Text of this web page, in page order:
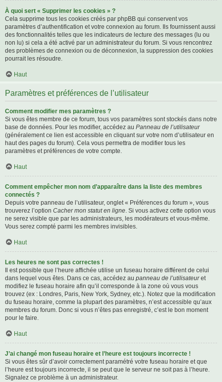
À quoi sert « Supprimer les cookies » ?
Cela supprime tous les cookies créés par phpBB qui conservent vos
paramètres d’authentification et votre connexion au forum. Ils fournissent aussi
des fonctionnalités telles que les indicateurs de lecture des messages (lu ou
non lu) si cela a été activé par un administrateur du forum. Si vous rencontrez
des problèmes de connexion ou de déconnexion, la suppression des cookies
pourrait les résoudre.
Haut
Paramètres et préférences de l’utilisateur
Comment modifier mes paramètres ?
Si vous êtes membre de ce forum, tous vos paramètres sont stockés dans notre
base de données. Pour les modifier, accédez au Panneau de l’utilisateur
(généralement ce lien est accessible en cliquant sur votre nom d’utilisateur en
haut des pages du forum). Cela vous permettra de modifier tous les
paramètres et préférences de votre compte.
Haut
Comment empêcher mon nom d’apparaître dans la liste des membres
connectés ?
Depuis votre panneau de l’utilisateur, onglet « Préférences du forum », vous
trouverez l’option Cacher mon statut en ligne. Si vous activez cette option vous
ne serez visible que par les administrateurs, les modérateurs et vous-même.
Vous serez compté parmi les membres invisibles.
Haut
Les heures ne sont pas correctes !
Il est possible que l’heure affichée utilise un fuseau horaire différent de celui
dans lequel vous êtes. Dans ce cas, accédez au panneau de l’utilisateuret
modifiez le fuseau horaire afin qu’il corresponde à la zone où vous vous
trouvez (ex : Londres, Paris, New York, Sydney, etc.). Notez que la modification
du fuseau horaire, comme la plupart des paramètres, n’est accessible qu’aux
membres du forum. Donc si vous n’êtes pas enregistré, c’est le bon moment
pour le faire.
Haut
J’ai changé mon fuseau horaire et l’heure est toujours incorrecte !
Si vous êtes sûr d’avoir correctement paramétré votre fuseau horaire et que
l’heure est toujours incorrecte, il se peut que le serveur ne soit pas à l’heure.
Signalez ce problème à un administrateur.